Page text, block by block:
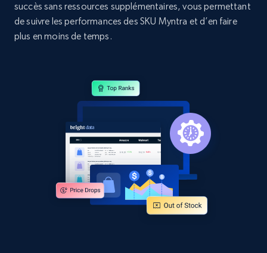
Amazon products global dataset
375+ Commencer
Amazon products global dataset - Collects
products by specific category URL
Title, Seller name, Brand, Description, Initial
price, Currency, Availability, Reviews count, and
succès sans ressources supplémentaires, vous permettant
de suivre les performances des SKU Myntra et d’en faire
plus en moins de temps.